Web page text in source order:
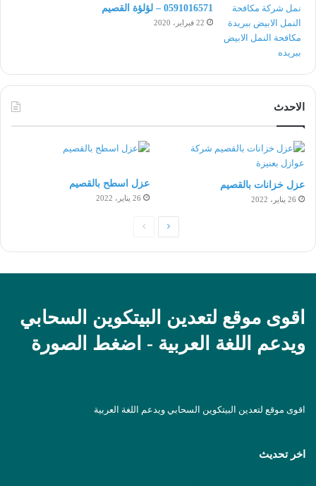
0591016571 – لؤلؤة القصيم
22 فبراير، 2020
الاحدث
عزل خزانات بالقصيم
26 يناير، 2022
عزل اسطح بالقصيم
26 يناير، 2022
الصفحةالصفحة
اقوى موقع لتعدين البيتكوين السحابي
ويدعم اللغة العربية - اضغط الصورة
اقوى موقع لتعدين البيتكوين السحابي ويدعم اللغة العربية
اخر تحديث